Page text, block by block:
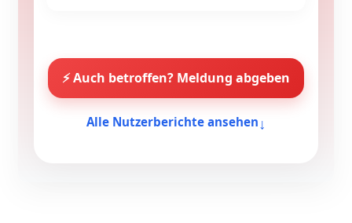
⚡ Auch betroffen? Meldung abgeben
Alle Nutzerberichte ansehen ↓